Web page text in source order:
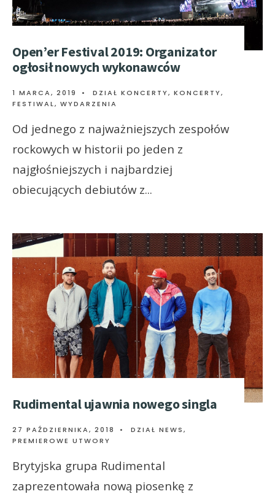
Open’er Festival 2019: Organizator
ogłosił nowych wykonawców
1 MARCA, 2019 • DZIAŁ KONCERTY, KONCERTY,
FESTIWAL, WYDARZENIA
Od jednego z najważniejszych zespołów
rockowych w historii po jeden z
najgłośniejszych i najbardziej
obiecujących debiutów z...
Rudimental ujawnia nowego singla
27 PAŹDZIERNIKA, 2018 • DZIAŁ NEWS,
PREMIEROWE UTWORY
Brytyjska grupa Rudimental
zaprezentowała nową piosenkę z